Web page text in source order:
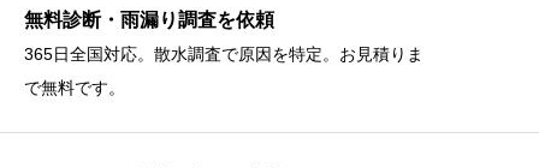
無料診断・雨漏り調査を依頼
365日全国対応。散水調査で原因を特定。お見積りま
で無料です。